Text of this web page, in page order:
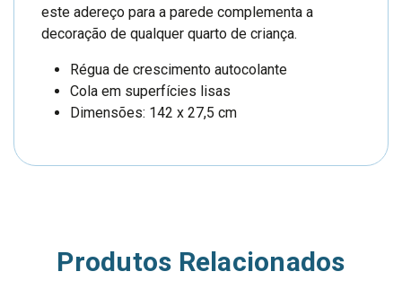
este adereço para a parede complementa a
decoração de qualquer quarto de criança.
Régua de crescimento autocolante
Cola em superfícies lisas
Dimensões: 142 x 27,5 cm
Produtos Relacionados